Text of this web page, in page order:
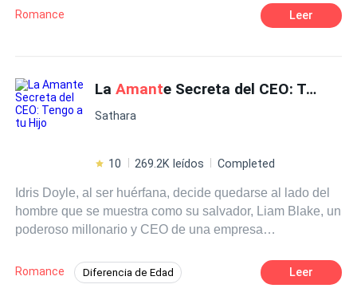
duele, pero duele más fingir que todo está bien. Un
encuentro sería el complemento ideal para salir de su
Romance Leer
LaAmante Secreta del CEO: Tengo a tu Hijo
Sathara
10 269.2K leídos Completed
Idris Doyle, al ser huérfana, decide quedarse al lado del
hombre que se muestra como su salvador, Liam Blake, un
poderoso millonario y CEO de una empresa
no solo eso, en la mujer que calma sus pasiones, la
dueña de su , bajo la promesa que no involucrarán
Romance Diferencia de Edad Leer